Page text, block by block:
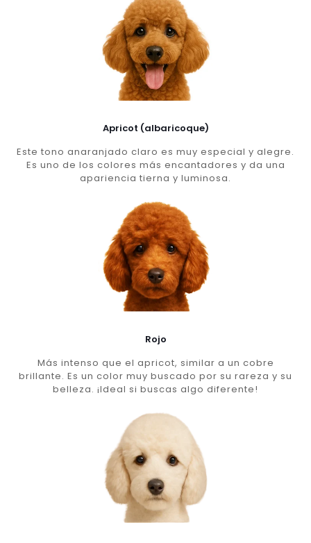
Apricot (albaricoque)
Este tono anaranjado claro es muy especial y alegre.
Es uno de los colores más encantadores y da una
apariencia tierna y luminosa.
Rojo
Más intenso que el apricot, similar a un cobre
brillante. Es un color muy buscado por su rareza y su
belleza. ¡Ideal si buscas algo diferente!